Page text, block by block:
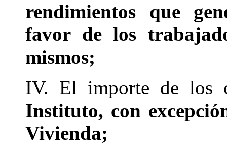
rendimientos que
favor de los
mismos;
IV. El importe de los
Instituto, con
Vivienda;